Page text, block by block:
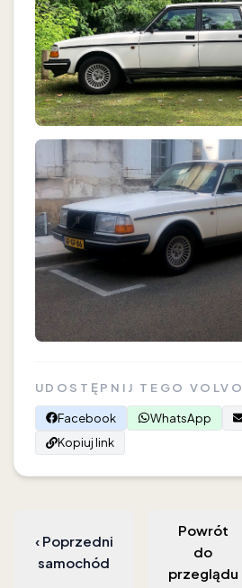
UDOSTĘPNIJ TEGO VOLVO
Facebook
WhatsApp
Kopiuj link
‹ Poprzedni
samochód
Powrót
do
przeglądu